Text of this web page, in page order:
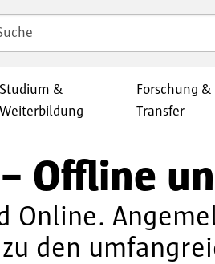
Studium &
Weiterbildung
Forschung &
Transfer
Offline
Online.
den